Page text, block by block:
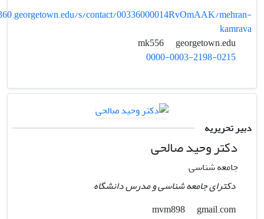
s/contact/00336000014RvOmAAK/mehran-
kamrava
georgetown.edu
0000-0003-2198-0215
دبیر تحریریه
دکتر وحید صالحی
جامعه شناسی
دکترای جامعه شناسی و مدرس دانشگاه
gmail.com